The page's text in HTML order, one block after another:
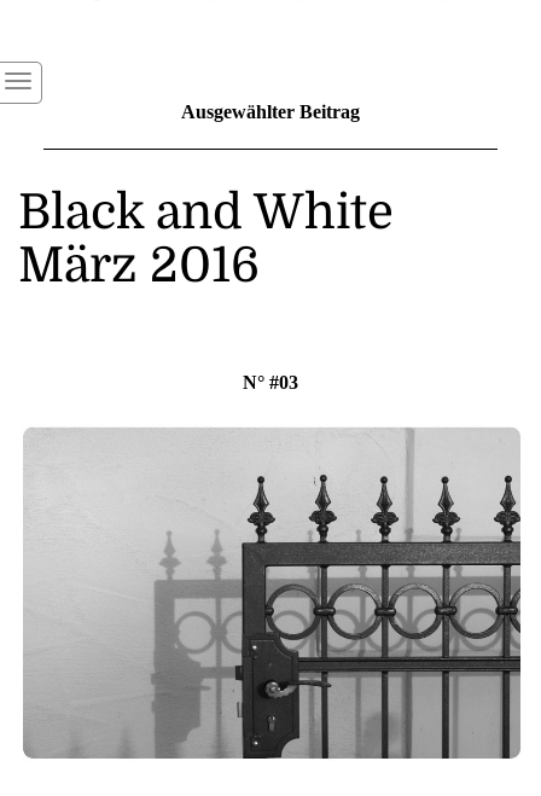
Ausgewählter Beitrag
Black and White
März 2016
N° #03